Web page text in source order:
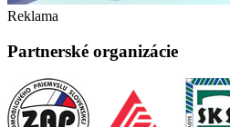
Reklama
Partnerské organizácie